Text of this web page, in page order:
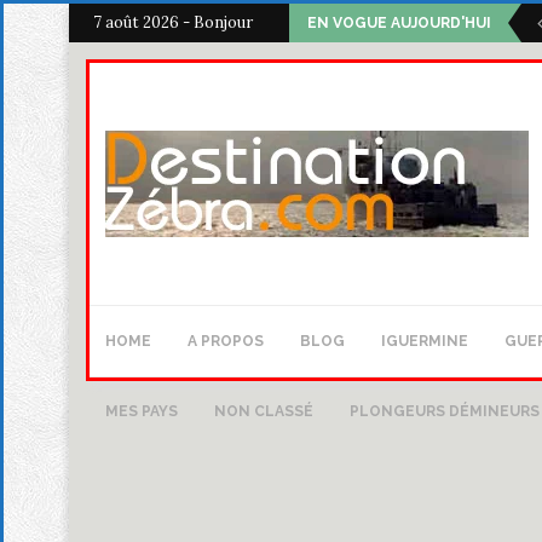
7 août 2026 - Bonjour EN VOGUE AUJOURD'HUI
HOME A PROPOS BLOG IGUERMINE
MES PAYS NON CLASSÉ PLONGEURS DÉMINEURS